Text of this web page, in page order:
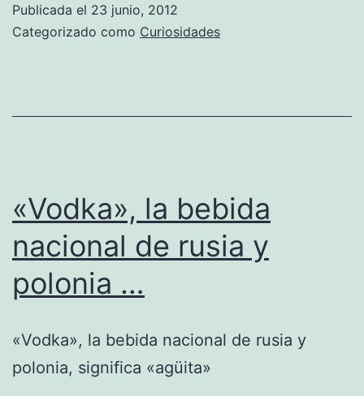
Publicada el 23 junio, 2012
Categorizado como Curiosidades
«Vodka», la bebida
nacional de rusia y
polonia …
«Vodka», la bebida nacional de rusia y
polonia, significa «agüita»